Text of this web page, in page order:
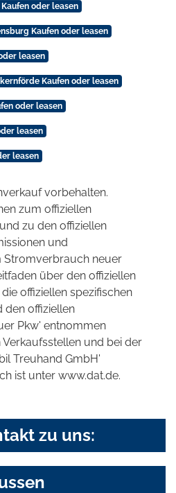
oder leasen
Kaufen oder leasen
leasen
Kaufen oder leasen
oder leasen
leasen
leasen
vorbehalten.
zum offiziellen
zu den offiziellen
und
Stromverbrauch neuer
über den offiziellen
offiziellen spezifischen
den offiziellen
Pkw' entnommen
und bei der
Treuhand GmbH'
ist unter www.dat.de.
zu uns: